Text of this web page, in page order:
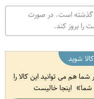
گذشته است. در صورت
را بروز کند.
شوید
شما هم می توانید این کالا را
شما اینجا خالیست